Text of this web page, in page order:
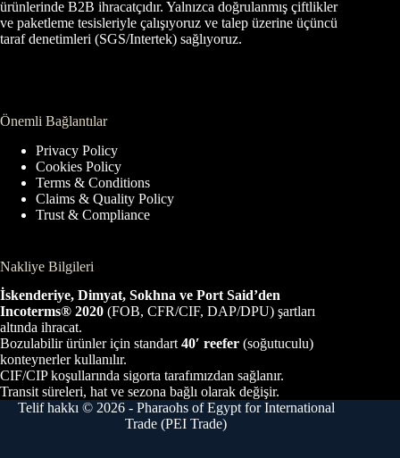
ürünlerinde B2B ihracatçıdır. Yalnızca doğrulanmış çiftlikler
ve paketleme tesisleriyle çalışıyoruz ve talep üzerine üçüncü
taraf denetimleri (SGS/Intertek) sağlıyoruz.
Önemli Bağlantılar
Privacy Policy
Cookies Policy
Terms & Conditions
Claims & Quality Policy
Trust & Compliance
Nakliye Bilgileri
İskenderiye, Dimyat, Sokhna ve Port Said’den
Incoterms® 2020 (FOB, CFR/CIF, DAP/DPU) şartları
altında ihracat.
Bozulabilir ürünler için standart 40′ reefer (soğutuculu)
konteynerler kullanılır.
CIF/CIP koşullarında sigorta tarafımızdan sağlanır.
Transit süreleri, hat ve sezona bağlı olarak değişir.
Telif hakkı © 2026 - Pharaohs of Egypt for International
Trade (PEI Trade)